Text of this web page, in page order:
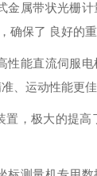
金属带状光栅
确保了 良好的重
性能直流伺服
、运动性能更
置，极大的提高